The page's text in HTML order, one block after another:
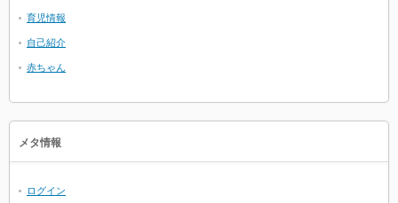
育児情報
自己紹介
赤ちゃん
メタ情報
ログイン